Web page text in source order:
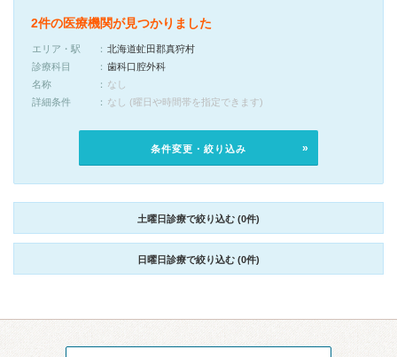
2件の医療機関が見つかりました
エリア・駅
北海道虻田郡真狩村
診療科目
歯科口腔外科
名称
なし
詳細条件
なし (曜日や時間帯を指定できます)
条件変更・絞り込み
土曜日診療で絞り込む (0件)
日曜日診療で絞り込む (0件)